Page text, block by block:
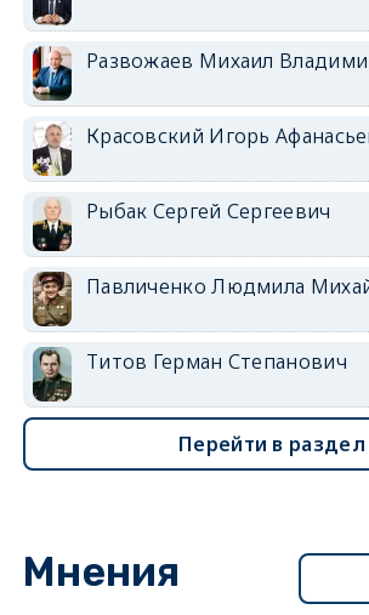
Развожаев Михаил
Красовский Игорь
Рыбак Сергей Сергеевич
Павличенко Людмила
Титов Герман Степанович
Перейти в раздел
Мнения